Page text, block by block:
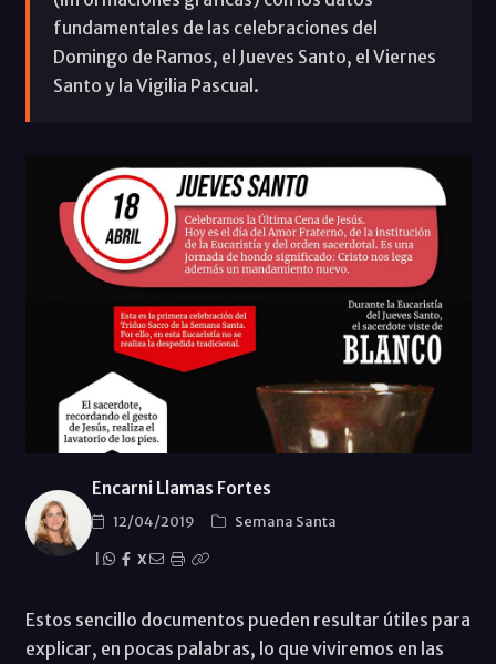
fundamentales de las celebraciones del
Domingo de Ramos, el Jueves Santo, el Viernes
Santo y la Vigilia Pascual.
Encarni Llamas Fortes
12/04/2019
Semana Santa
X
Estos sencillo documentos pueden resultar útiles para
explicar, en pocas palabras, lo que viviremos en las